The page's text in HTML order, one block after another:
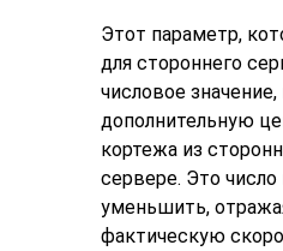
Этот параметр,
для стороннего
числовое
дополнительную
кортежа из
сервере. Это
уменьшить,
фактическую